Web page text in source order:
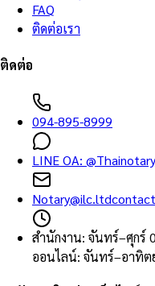
FAQ
ติดต่อเรา
ติดต่อ
094-895-8999
LINE OA: @Thainotary
Notary@ilc.ltd
สำนักงาน: จันทร์–ศุกร์
ออนไลน์: จันทร์–อาทิต